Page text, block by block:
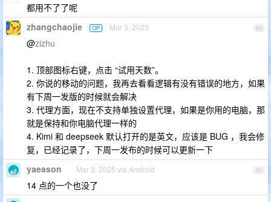
都用不了了呢
84
zhangchaojie OP Mar 3, 2025
@zizhu
1. 顶部图标右键，点击 “试用天数”。
2. 你说的移动的问题，我再去看看逻辑有没有错误的地方，如果
有下周一发版的时候就会解决
3. 代理方面，现在不支持单独设置代理，如果是你用的电脑，那
就是保持和你电脑代理一样的
4. Kimi 和 deepseek 默认打开的是英文，应该是 BUG ，我会修
复，已经记录了，下周一发布的时候可以更新一下
85
yaeason Mar 3, 2025 via Android
14 点的一个也没了